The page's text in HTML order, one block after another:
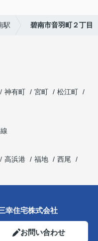
駅 碧南市音羽町２丁目
神有町 宮町
松江町
高浜港 福地
西尾
幸住宅株式会社
お問い合わせ